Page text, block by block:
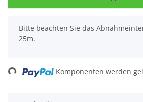
x
Bitte beachten Sie das
25m.
Komponenten werden